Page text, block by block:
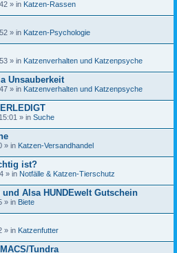
» in Katzen-Rassen
» in Katzen-Psychologie
» in Katzenverhalten und Katzenpsyche
Unsauberkeit
» in Katzenverhalten und Katzenpsyche
» in Suche
» in Katzen-Versandhandel
ist?
» in Notfälle & Katzen-Tierschutz
Alsa HUNDEwelt Gutschein
» in Biete
» in Katzenfutter
Tundra